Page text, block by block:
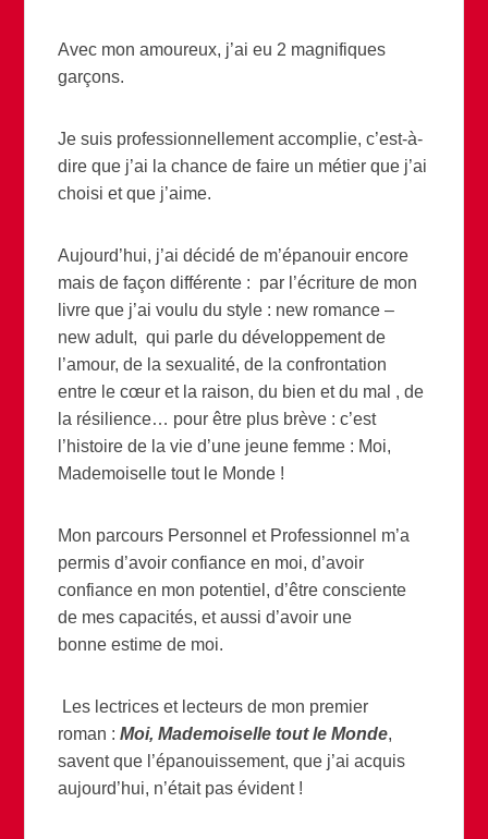
Avec mon amoureux, j’ai eu 2 magnifiques
garçons.
Je suis professionnellement accomplie, c’est-à-
dire que j’ai la chance de faire un métier que j’ai
choisi et que j’aime.
Aujourd’hui, j’ai décidé de m’épanouir encore
mais de façon différente : par l’écriture de mon
livre que j’ai voulu du style : new romance –
new adult, qui parle du développement de
l’amour, de la sexualité, de la confrontation
entre le cœur et la raison, du bien et du mal , de
la résilience… pour être plus brève : c’est
l’histoire de la vie d’une jeune femme : Moi,
Mademoiselle tout le Monde !
Mon parcours Personnel et Professionnel m’a
permis d’avoir confiance en moi, d’avoir
confiance en mon potentiel, d’être consciente
de mes capacités, et aussi d’avoir une
bonne estime de moi.
Les lectrices et lecteurs de mon premier
roman :Moi, Mademoiselle tout le Monde,
savent que l’épanouissement, que j’ai acquis
aujourd’hui, n’était pas évident !